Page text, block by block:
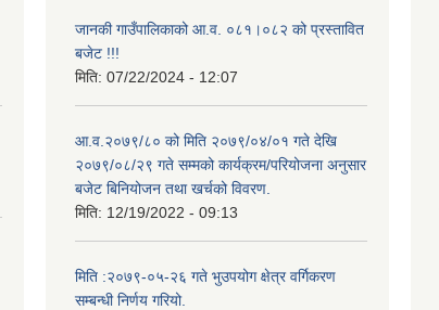
जानकी गाउँपालिकाको आ.व. ०८१।०८२ को प्रस्तावित
बजेट !!!
मिति: 07/22/2024 - 12:07
आ.व.२०७९/८० को मिति २०७९/०४/०१ गते देखि
२०७९/०८/२९ गते सम्मको कार्यक्रम/परियोजना अनुसार
बजेट बिनियोजन तथा खर्चको विवरण.
मिति: 12/19/2022 - 09:13
मिति :२०७९-०५-२६ गते भुउपयोग क्षेत्र वर्गिकरण
सम्बन्धी निर्णय गरियो.